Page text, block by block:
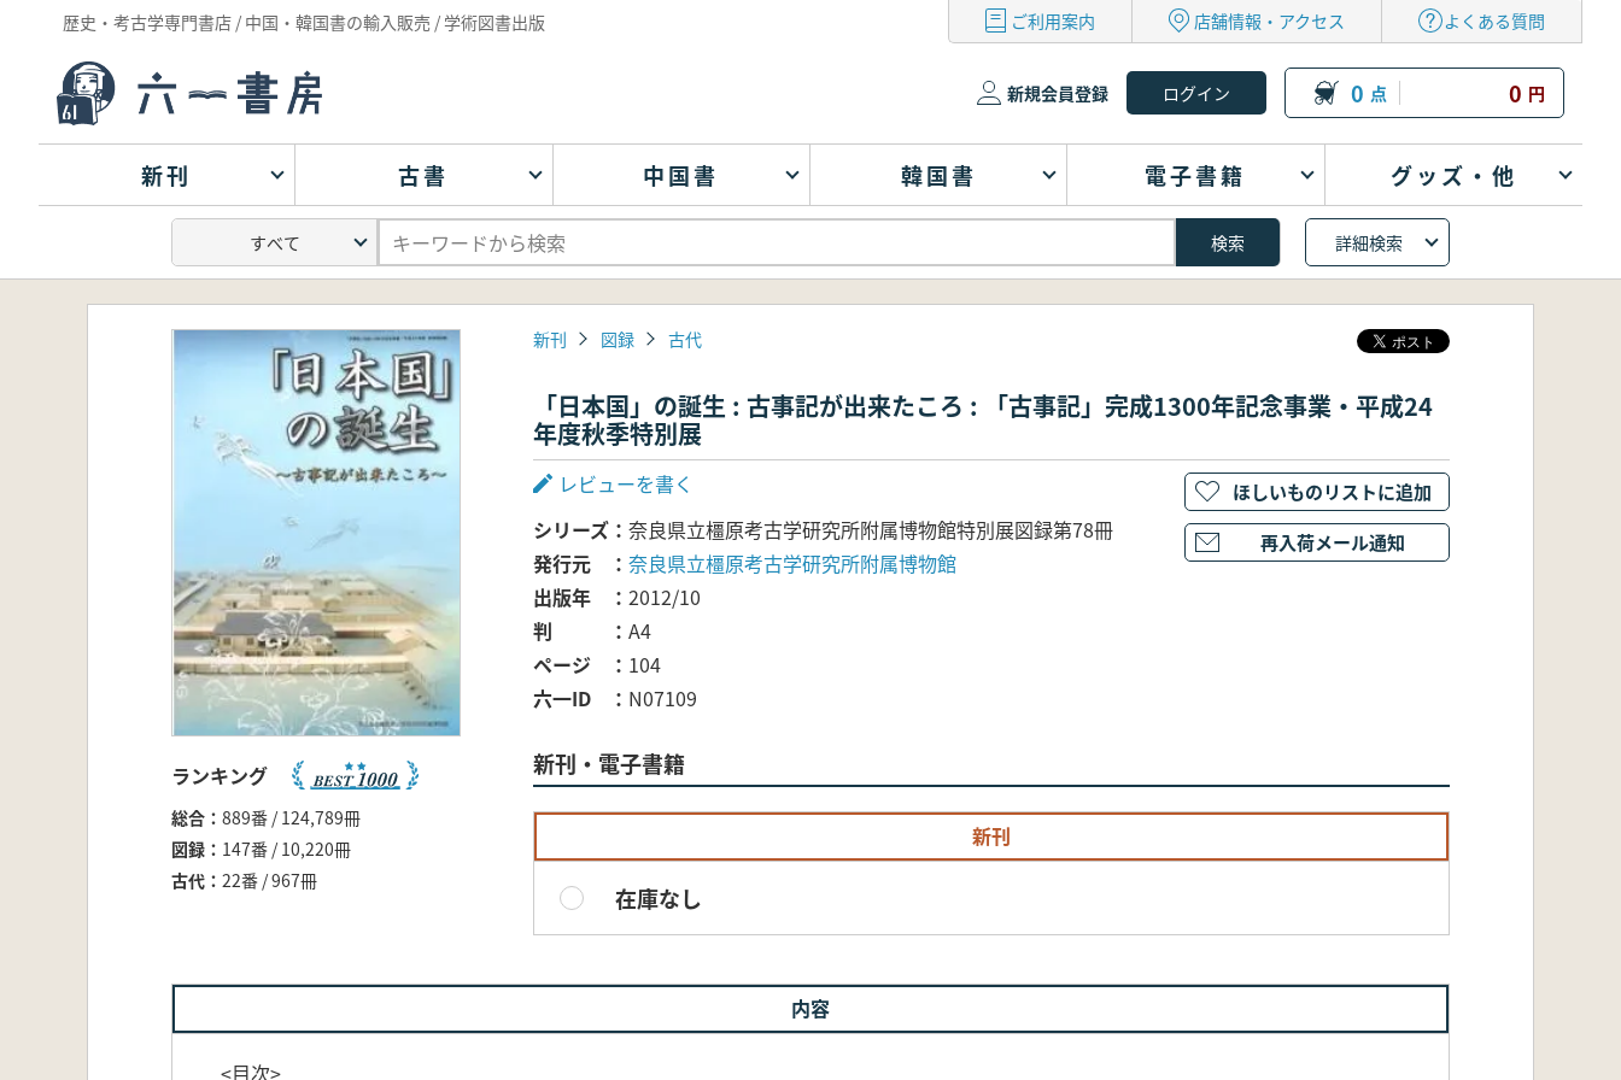
歴史・考古学専門書店 / 中国・韓国書の輸入販売 / 学術図書出版 ご利用案内 店舗情報・アクセス よくある質問
新規会員登録 0 点 0 円
新刊 古書 中国書 韓国書 電子書籍 グッズ・他
詳細検索
ランキング
総合
889番 / 124,789冊
図録
147番 / 10,220冊
古代
22番 / 967冊
新刊 図録 古代
「日本国」の誕生 : 古事記が出来たころ : 「古事記」完成1300年記念事業・平成24
年度秋季特別展
レビューを書く
シリーズ
奈良県立橿原考古学研究所附属博物館特別展図録第78冊
発行元
奈良県立橿原考古学研究所附属博物館
出版年
2012/10
判
A4
ページ
104
六一ID
N07109
新刊・電子書籍
新刊
在庫なし
ほしいものリストに追加
再入荷メール通知
内容
<目次>